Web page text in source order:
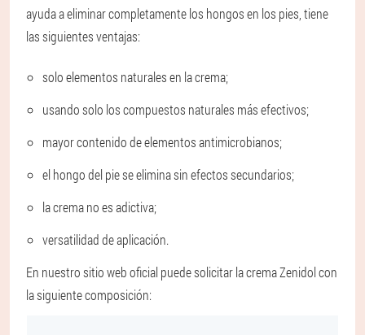
ayuda a eliminar completamente los hongos en los pies, tiene
las siguientes ventajas:
solo elementos naturales en la crema;
usando solo los compuestos naturales más efectivos;
mayor contenido de elementos antimicrobianos;
el hongo del pie se elimina sin efectos secundarios;
la crema no es adictiva;
versatilidad de aplicación.
En nuestro sitio web oficial puede solicitar la crema Zenidol con
la siguiente composición: